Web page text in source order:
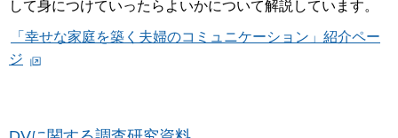
して身につけていったらよいかについて解説しています。
「幸せな家庭を築く夫婦のコミュニケーション」紹介ペー
ジ